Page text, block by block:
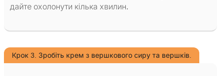
дайте охолонути кілька хвилин.
Крок 3. Зробіть крем з вершкового сиру та вершків.